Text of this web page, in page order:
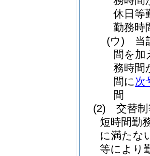
休日等
勤務時
(ウ)
当
間を加
務時間
間に次
間
(2)
交替
短時間勤
に満たな
等により